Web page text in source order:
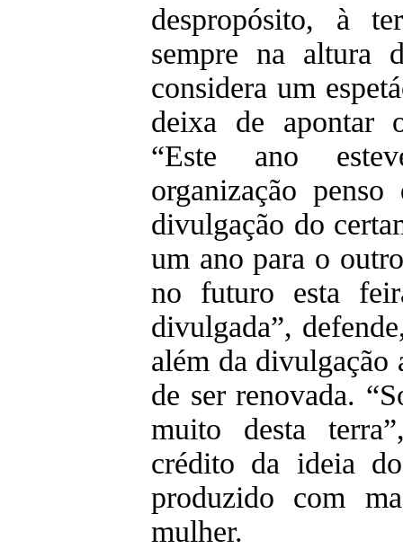
despropósito, à
sempre na altura
considera um
deixa de apontar
“Este ano
organização
divulgação do
um ano para o
no futuro esta
divulgada”,
além da divulgação
de ser renovada.
muito desta
crédito da ideia
produzido com
mulher.